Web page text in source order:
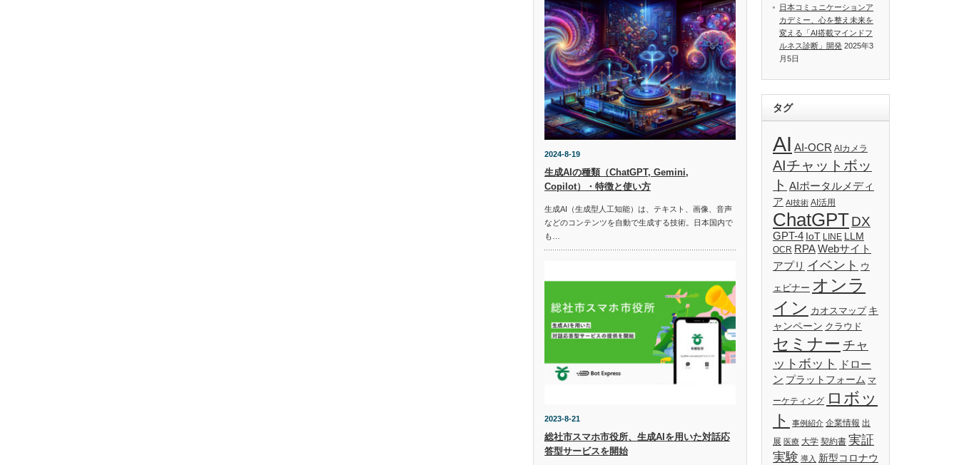
2024-8-19
生成AIの種類（ChatGPT, Gemini,
Copilot）・特徴と使い方
生成AI（生成型人工知能）は、テキスト、画像、音声
などのコンテンツを自動で生成する技術。日本国内で
も…
2023-8-21
総社市スマホ市役所、生成AIを用いた対話応
答型サービスを開始
日本コミュニケーションア
カデミー、心を整え未来を
変える「AI搭載マインドフ
ルネス診断」開発 2025年3
月5日
タグ
AI AI-OCR AIカメラ
AIチャットボッ
ト AIポータルメディ
ア AI技術 AI活用
ChatGPTDX
GPT-4 IoT LINE LLM
OCR RPAWebサイト
アプリ イベント ウ
ェビナー オンラ
イン カオスマップ キ
ャンペーン クラウド
セミナー チャ
ットボット
ドロー
ン プラットフォーム マ
ーケティング ロボッ
ト
事例紹介 企業情報 出
展 医療 大学 契約書 実証
実験 導入 新型コロナウ